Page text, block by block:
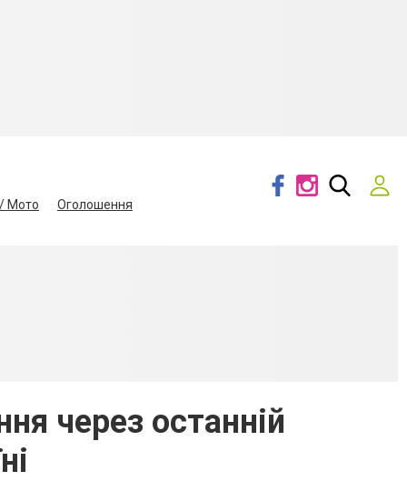
Мото Оголошення
через останній